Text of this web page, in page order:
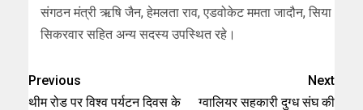
संगठन मंत्री ऋषि जैन, हेमलता राव, एडवोकेट ममता जादौन, सिया
सिकरवार सहित अन्य सदस्य उपस्थित रहे।
Previous
थीम रोड पर विश्व पर्यटन दिवस के
Next
ग्वालियर सहकारी दुग्ध संघ की